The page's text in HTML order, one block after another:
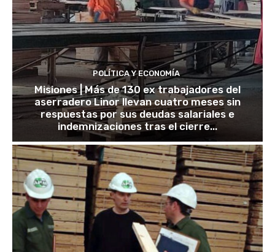
POLÍTICA Y ECONOMÍA
Misiones | Más de 130 ex trabajadores del
aserradero Linor llevan cuatro meses sin
respuestas por sus deudas salariales e
indemnizaciones tras el cierre...